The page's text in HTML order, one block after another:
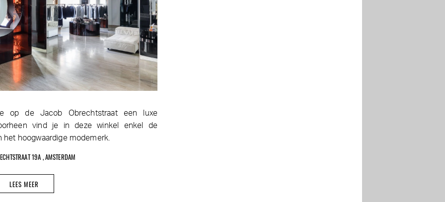
op de Jacob Obrechtstraat een luxe
vind je in deze winkel enkel de
hoogwaardige modemerk.
19A , AMSTERDAM
LEES MEER